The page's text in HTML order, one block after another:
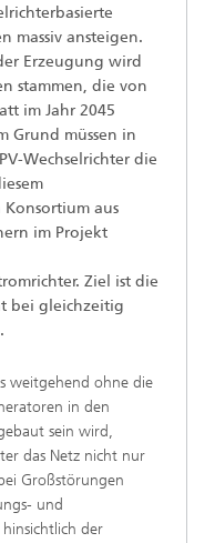
massiv ansteigen.
Erzeugung wird
stammen, die von
im Jahr 2045
Grund müssen in
Wechselrichter die
aus
im Projekt
Ziel ist die
bei gleichzeitig
weitgehend ohne die
in den
sein wird,
das Netz nicht nur
Großstörungen
und
der